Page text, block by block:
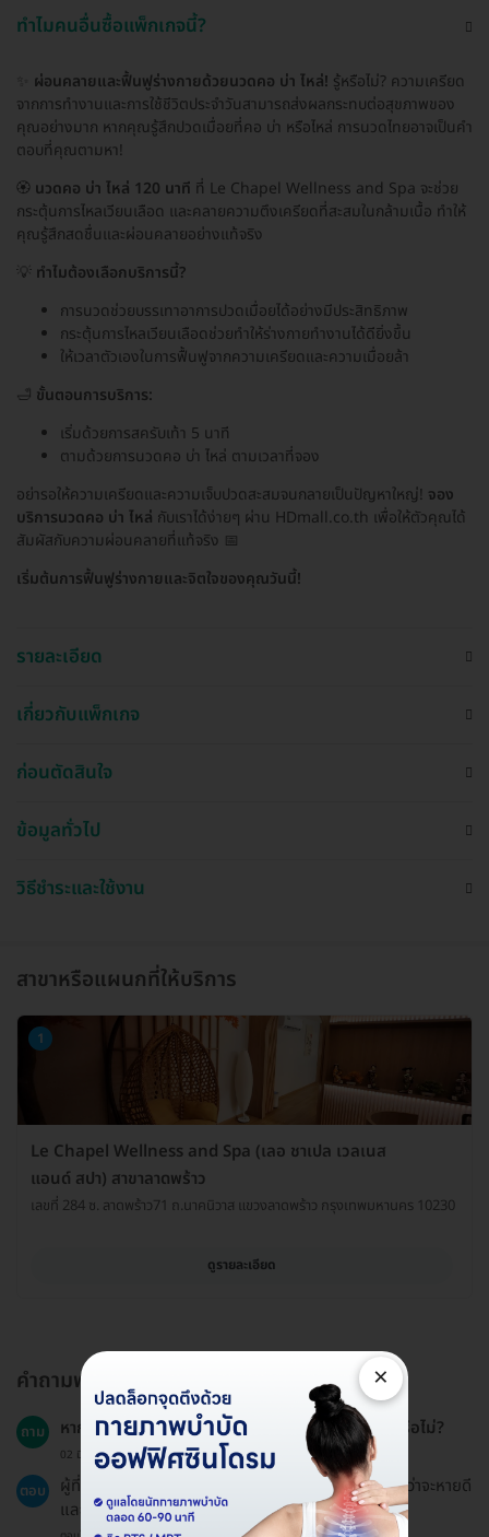
ทำไมคนอื่นซื้อแพ็กเกจนี้?
ผ่อนคลายและฟื้นฟูร่างกายด้วยนวดคอ บ่า ไหล่! รู้หรือไม่? ความเครียด
จากการทำงานและการใช้ชีวิตประจำวันสามารถส่งผลกระทบต่อสุขภาพของ
คุณอย่างมาก หากคุณรู้สึกปวดเมื่อยที่คอ บ่า หรือไหล่ การนวดไทยอาจเป็นคำ
ตอบที่คุณตามหา!
🏵️ นวดคอ บ่า ไหล่ 120 นาที ที่ Le Chapel Wellness and Spa จะช่วย
กระตุ้นการไหลเวียนเลือด และคลายความตึงเครียดที่สะสมในกล้ามเนื้อ ทำให้
คุณรู้สึกสดชื่นและผ่อนคลายอย่างแท้จริง
💡 ทำไมต้องเลือกบริการนี้?
การนวดช่วยบรรเทาอาการปวดเมื่อยได้อย่างมีประสิทธิภาพ
กระตุ้นการไหลเวียนเลือดช่วยทำให้ร่างกายทำงานได้ดียิ่งขึ้น
ให้เวลาตัวเองในการฟื้นฟูจากความเครียดและความเมื่อยล้า
🛁 ขั้นตอนการบริการ:
เริ่มด้วยการสครับเท้า 5 นาที
ตามด้วยการนวดคอ บ่า ไหล่ ตามเวลาที่จอง
อย่ารอให้ความเครียดและความเจ็บปวดสะสมจนกลายเป็นปัญหาใหญ่! จอง
บริการนวดคอ บ่า ไหล่ กับเราได้ง่ายๆ ผ่าน HDmall.co.th เพื่อให้ตัวคุณได้
สัมผัสกับความผ่อนคลายที่แท้จริง 📅
เริ่มต้นการฟื้นฟูร่างกายและจิตใจของคุณวันนี้!
รายละเอียด
เกี่ยวกับแพ็กเกจ
ก่อนตัดสินใจ
ข้อมูลทั่วไป
วิธีชำระและใช้งาน
สาขาหรือแผนกที่ให้บริการ
1
Le Chapel Wellness and Spa (เลอ ชาเปล เวลเนส
แอนด์ สปา) สาขาลาดพร้าว
เลขที่ 284 ซ. ลาดพร้าว71 ถ.นาคนิวาส แขวงลาดพร้าว กรุงเทพมหานคร 10230
ดูรายละเอียด
คำถามพบบ่อย
ถาม หากมีการบาดเจ็บจากกีฬา สามารถเข้ารับการนวดได้หรือไม่?
02 มี.ค. 2023
ตอบ
ผู้ที่มีบาดเจ็บจากการเล่นกีฬาควรหลีกเลี่ยงการนวดจนกว่าจะหายดี
และควรปรึกษาแพทย์ก่อน.
×